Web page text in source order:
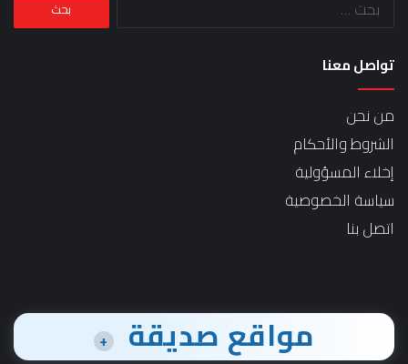
تواصل معنا
من نحن
الشروط والأحكام
إخلاء المسؤولية
سياسة الخصوصية
اتصل بنا
مواقع صديقة +